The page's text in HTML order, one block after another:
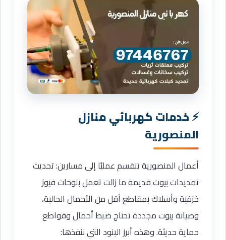
خدمات كهربائي منازل
المنصورية
أعمال المنصورية تنقسم عمليًا إلى مسارين: تحديث
تمديدات بيوت قديمة ما زالت تعمل بلوحات فيوز
خزفية وأسلاك بمقاطع أقل من الأحمال الحالية،
وصيانة بيوت مجددة تحتاج ضبط أحمال وقواطع
حماية حديثة. وهذه أبرز البنود التي ننفذها: